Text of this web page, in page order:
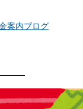
案内ブログ